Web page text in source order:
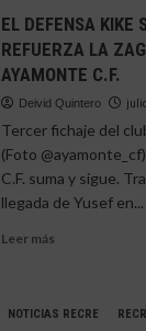
EL DEFENSA KIKE
REFUERZA LA
AYAMONTE C.F.
Deivid Quintero
Tercer fichaje del
(Foto
C.F. suma y sigue.
llegada de Yusef en...
Leer más
DEFENSA
NOTICIAS RECRE